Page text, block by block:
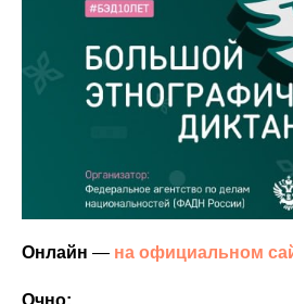
Онлайн — на официальном
Очно: